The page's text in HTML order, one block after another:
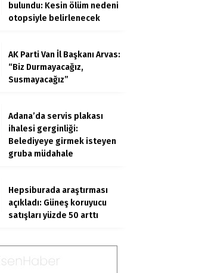
bulundu: Kesin ölüm nedeni
otopsiyle belirlenecek
AK Parti Van İl Başkanı Arvas:
“Biz Durmayacağız,
Susmayacağız”
Adana’da servis plakası
ihalesi gerginliği:
Belediyeye girmek isteyen
gruba müdahale
Hepsiburada araştırması
açıkladı: Güneş koruyucu
satışları yüzde 50 arttı